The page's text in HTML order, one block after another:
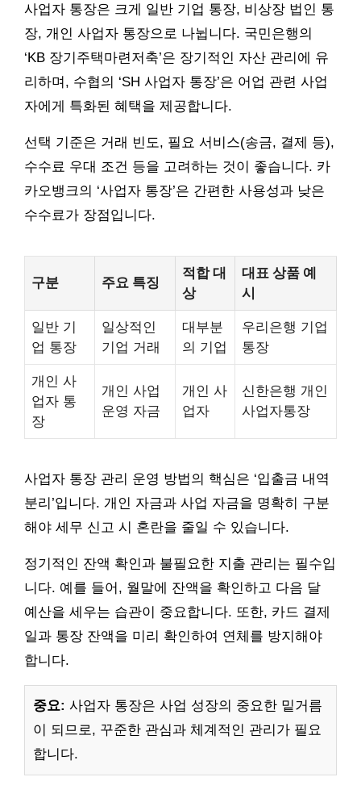
사업자 통장은 크게 일반 기업 통장, 비상장 법인 통
장, 개인 사업자 통장으로 나뉩니다. 국민은행의
‘KB 장기주택마련저축’은 장기적인 자산 관리에 유
리하며, 수협의 ‘SH 사업자 통장’은 어업 관련 사업
자에게 특화된 혜택을 제공합니다.
선택 기준은 거래 빈도, 필요 서비스(송금, 결제 등),
수수료 우대 조건 등을 고려하는 것이 좋습니다. 카
카오뱅크의 ‘사업자 통장’은 간편한 사용성과 낮은
수수료가 장점입니다.
구분 주요 특징
적합 대
상
대표 상품 예
시
일반 기
업 통장
일상적인
기업 거래
대부분
의 기업
우리은행 기업
통장
개인 사
업자 통
장
개인 사업
운영 자금
개인 사
업자
신한은행 개인
사업자통장
사업자 통장 관리 운영 방법의 핵심은 ‘입출금 내역
분리’입니다. 개인 자금과 사업 자금을 명확히 구분
해야 세무 신고 시 혼란을 줄일 수 있습니다.
정기적인 잔액 확인과 불필요한 지출 관리는 필수입
니다. 예를 들어, 월말에 잔액을 확인하고 다음 달
예산을 세우는 습관이 중요합니다. 또한, 카드 결제
일과 통장 잔액을 미리 확인하여 연체를 방지해야
합니다.
중요: 사업자 통장은 사업 성장의 중요한 밑거름
이 되므로, 꾸준한 관심과 체계적인 관리가 필요
합니다.